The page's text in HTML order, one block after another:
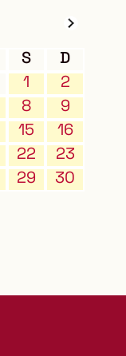
S
D
1
2
8
9
15
16
22
23
29
30